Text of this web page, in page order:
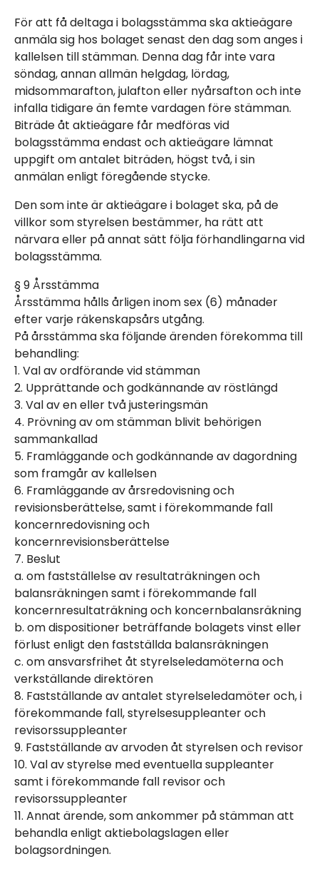
För att få deltaga i bolagsstämma ska aktieägare
anmäla sig hos bolaget senast den dag som anges i
kallelsen till stämman. Denna dag får inte vara
söndag, annan allmän helgdag, lördag,
midsommarafton, julafton eller nyårsafton och inte
infalla tidigare än femte vardagen före stämman.
Biträde åt aktieägare får medföras vid
bolagsstämma endast och aktieägare lämnat
uppgift om antalet biträden, högst två, i sin
anmälan enligt föregående stycke.
Den som inte är aktieägare i bolaget ska, på de
villkor som styrelsen bestämmer, ha rätt att
närvara eller på annat sätt följa förhandlingarna vid
bolagsstämma.
§ 9 Årsstämma
Årsstämma hålls årligen inom sex (6) månader
efter varje räkenskapsårs utgång.
På årsstämma ska följande ärenden förekomma till
behandling:
1. Val av ordförande vid stämman
2. Upprättande och godkännande av röstlängd
3. Val av en eller två justeringsmän
4. Prövning av om stämman blivit behörigen
sammankallad
5. Framläggande och godkännande av dagordning
som framgår av kallelsen
6. Framläggande av årsredovisning och
revisionsberättelse, samt i förekommande fall
koncernredovisning och
koncernrevisionsberättelse
7. Beslut
a. om fastställelse av resultaträkningen och
balansräkningen samt i förekommande fall
koncernresultaträkning och koncernbalansräkning
b. om dispositioner beträffande bolagets vinst eller
förlust enligt den fastställda balansräkningen
c. om ansvarsfrihet åt styrelseledamöterna och
verkställande direktören
8. Fastställande av antalet styrelseledamöter och, i
förekommande fall, styrelsesuppleanter och
revisorssuppleanter
9. Fastställande av arvoden åt styrelsen och revisor
10. Val av styrelse med eventuella suppleanter
samt i förekommande fall revisor och
revisorssuppleanter
11. Annat ärende, som ankommer på stämman att
behandla enligt aktiebolagslagen eller
bolagsordningen.